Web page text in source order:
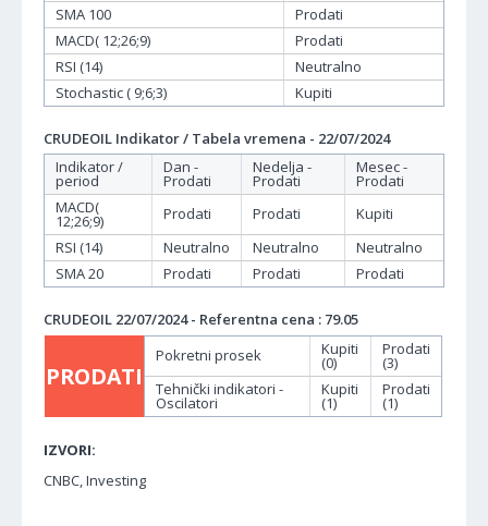
SMA 100
Prodati
MACD( 12;26;9)
Prodati
RSI (14)
Neutralno
Stochastic ( 9;6;3)
Kupiti
CRUDEOIL Indikator / Tabela vremena - 22/07/2024
Indikator /
period
Dan -
Prodati
Nedelja -
Prodati
Mesec -
Prodati
MACD(
12;26;9) Prodati Prodati
Kupiti
RSI (14)
Neutralno Neutralno
Neutralno
SMA 20
Prodati Prodati Prodati
CRUDEOIL 22/07/2024 - Referentna cena : 79.05
PRODATI
Pokretni prosek Kupiti
(0)
Prodati
(3)
Tehnički indikatori -
Oscilatori
Kupiti
(1)
Prodati
(1)
IZVORI:
CNBC, Investing